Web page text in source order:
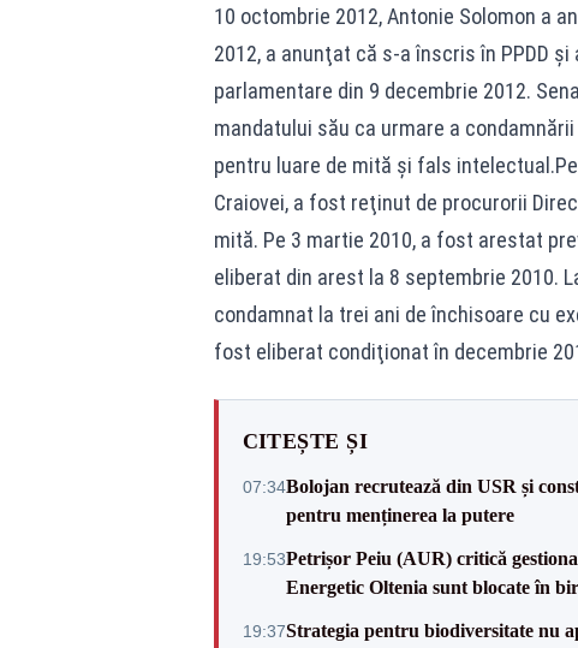
10 octombrie 2012, Antonie Solomon a
2012, a anunţat că s-a înscris în PPDD
parlamentare din 9 decembrie 2012.
mandatului său ca urmare a
pentru luare de mită şi fals
Craiovei, a fost reţinut de procurorii
mită. Pe 3 martie 2010, a fost arestat
eliberat din arest la 8 septembrie 2010.
condamnat la trei ani de închisoare cu
fost eliberat condiţionat în decembrie
CITEȘTE ȘI
07:34Bolojan recrutează din USR și
pentru menținerea la putere
19:53Petrișor Peiu (AUR) critică
Energetic Oltenia sunt blocate în
19:37Strategia pentru biodiversitate nu